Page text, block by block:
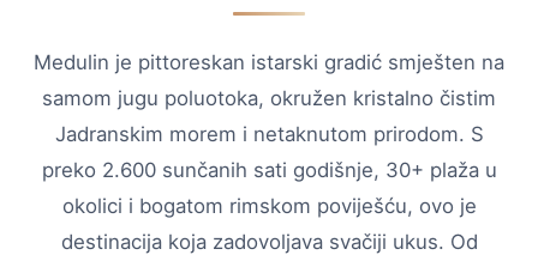
Medulin je pittoreskan istarski gradić smješten na
samom jugu poluotoka, okružen kristalno čistim
Jadranskim morem i netaknutom prirodom. S
preko 2.600 sunčanih sati godišnje, 30+ plaža u
okolici i bogatom rimskom poviješću, ovo je
destinacija koja zadovoljava svačiji ukus. Od